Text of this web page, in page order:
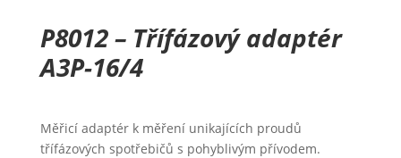
P8012 – Třífázový adaptér
A3P-16/4
Měřicí adaptér k měření unikajících proudů
třífázových spotřebičů s pohyblivým přívodem.